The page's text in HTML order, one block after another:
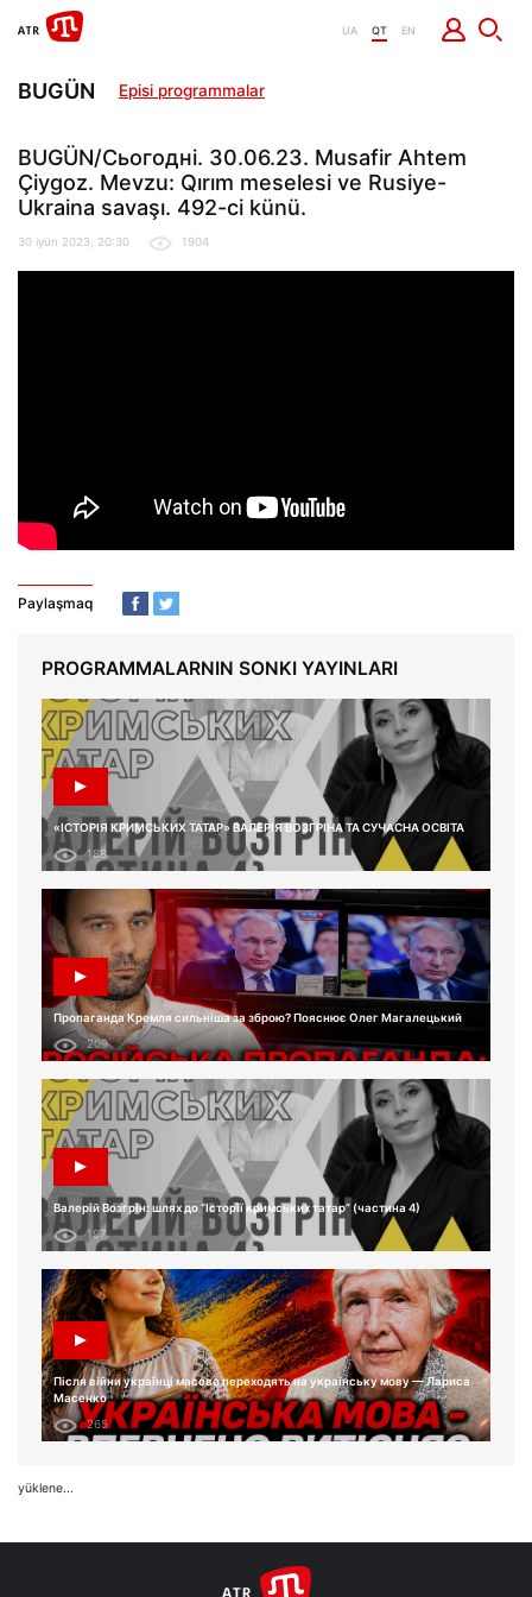
UA QT EN
BUGÜN Episi programmalar
BUGÜN/Сьогодні. 30.06.23. Musafir Ahtem
Çiygoz. Mevzu: Qırım meselesi ve Rusiye-
Ukraina savaşı. 492-ci künü.
30 iyün 2023, 20:30 1904
Paylaşmaq
PROGRAMMALARNIN SONKI YAYINLARI
«ІСТОРІЯ КРИМСЬКИХ ТАТАР» ВАЛЕРІЯ ВОЗГРІНА ТА СУЧАСНА ОСВІТА
188
Пропаганда Кремля сильніша за зброю? Пояснює Олег Магалецький
209
Валерій Возгрін: шлях до “Історії кримських татар” (частина 4)
197
Після війни українці масово переходять на українську мову — Лариса
Масенко
265
yüklene...